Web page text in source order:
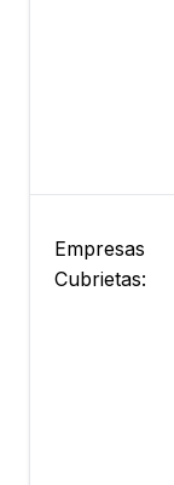
Empresas
Cubrietas: